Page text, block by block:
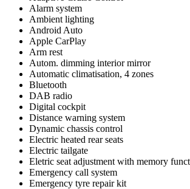
Alarm system
Ambient lighting
Android Auto
Apple CarPlay
Arm rest
Autom. dimming interior mirror
Automatic climatisation, 4 zones
Bluetooth
DAB radio
Digital cockpit
Distance warning system
Dynamic chassis control
Electric heated rear seats
Electric tailgate
Eletric seat adjustment with memory
Emergency call system
Emergency tyre repair kit